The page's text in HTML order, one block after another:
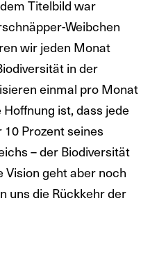
dem Titelbild war
Weibchen
wir jeden Monat
in der
einmal pro Monat
Hoffnung ist, dass jede
Prozent seines
– der Biodiversität
Vision geht aber noch
uns die Rückkehr der